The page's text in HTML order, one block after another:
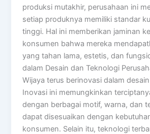
produksi mutakhir, perusahaan ini
setiap produknya memiliki standar
tinggi. Hal ini memberikan jaminan
konsumen bahwa mereka
yang tahan lama, estetis, dan
dalam Desain dan Teknologi
Wijaya terus berinovasi dalam
Inovasi ini memungkinkan
dengan berbagai motif, warna, dan
dapat disesuaikan dengan
konsumen. Selain itu, teknologi